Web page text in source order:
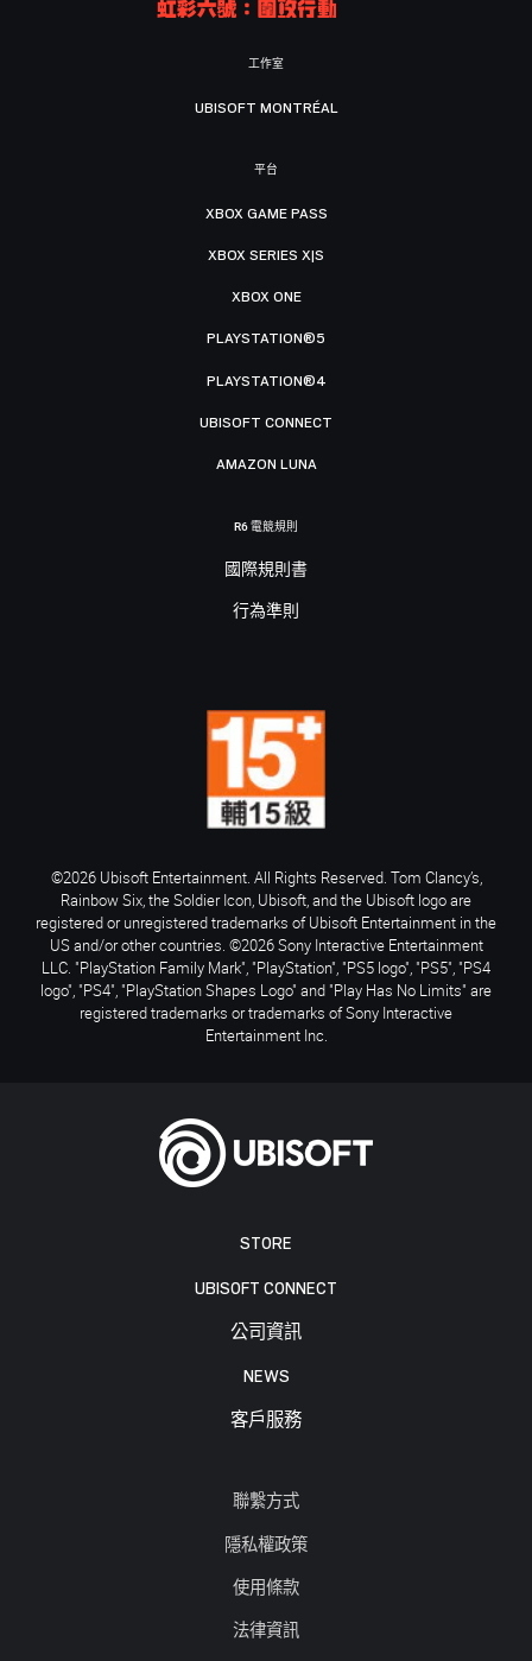
STORE
UBISOFT CONNECT
公司資訊
NEWS
客戶服務
聯繫方式
隱私權政策
使用條款
法律資訊
工作室
UBISOFT MONTRÉAL
平台
XBOX GAME PASS
XBOX SERIES X|S
XBOX ONE
PLAYSTATION®5
PLAYSTATION®4
UBISOFT CONNECT
AMAZON LUNA
R6 電競規則
國際規則書
行為準則
©2026 Ubisoft Entertainment. All Rights Reserved. Tom Clancy’s,
Rainbow Six, the Soldier Icon, Ubisoft, and the Ubisoft logo are
registered or unregistered trademarks of Ubisoft Entertainment in the
US and/or other countries. ©2026 Sony Interactive Entertainment
LLC. "PlayStation Family Mark", "PlayStation", "PS5 logo", "PS5", "PS4
logo", "PS4", "PlayStation Shapes Logo" and "Play Has No Limits" are
registered trademarks or trademarks of Sony Interactive
Entertainment Inc.